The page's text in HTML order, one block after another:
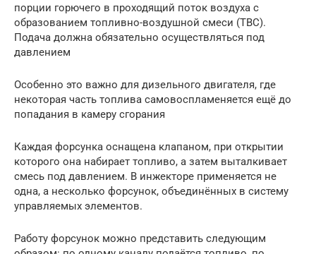
порции горючего в проходящий поток воздуха с
образованием топливно-воздушной смеси (ТВС).
Подача должна обязательно осуществляться под
давлением
Особенно это важно для дизельного двигателя, где
некоторая часть топлива самовоспламеняется ещё до
попадания в камеру сгорания
Каждая форсунка оснащена клапаном, при открытии
которого она набирает топливо, а затем выталкивает
смесь под давлением. В инжекторе применяется не
одна, а несколько форсунок, объединённых в систему
управляемых элементов.
Работу форсунок можно представить следующим